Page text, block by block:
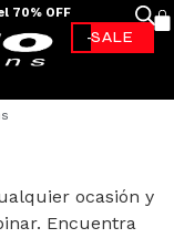
-70%*
ocasión y
Encuentra